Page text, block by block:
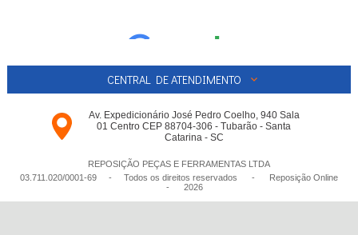
CENTRAL DE ATENDIMENTO
Av. Expedicionário José Pedro Coelho, 940 Sala
01 Centro CEP 88704-306 - Tubarão - Santa
Catarina - SC
REPOSIÇÃO PEÇAS E FERRAMENTAS LTDA
03.711.020/0001-­69 - Todos os direitos reservados
-
Reposição Online
-
2026